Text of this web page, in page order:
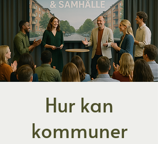
Hur kan
kommuner